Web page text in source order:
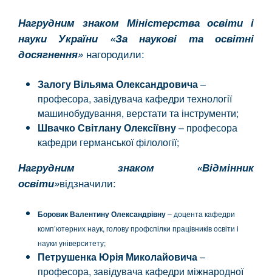
Нагрудним знаком Міністерства освіти і
науки України «За наукові та освітні
досягнення» нагородили:
Залогу Вільяма Олександровича–
професора, завідувача кафедри технології
машинобудування, верстати та інструменти;
Швачко Світлану Олексіївну– професора
кафедри германської філології;
Нагрудним знаком «Відмінник
освіти»відзначили:
Боровик Валентину Олександрівну– доцента кафедри
комп’ютерних наук, голову профспілки працівників освіти і
науки університету;
Петрушенка Юрія Миколайовича–
професора, завідувача кафедри міжнародної